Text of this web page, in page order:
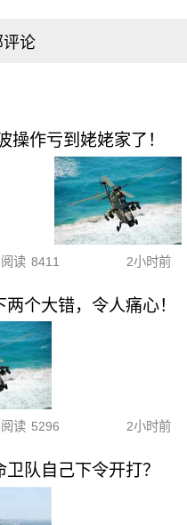
评论
操作亏到姥姥家了！
阅读 8411 2小时前
个大错，令人痛心！
阅读 5296 2小时前
队自己下令开打？